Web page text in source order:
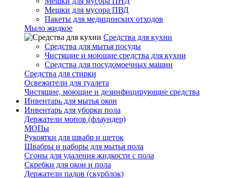
Мешки для мусора ПВД
Пакеты для медицинских отходов
Мыло жидкое
Средства для кухни
Средства для мытья посуды
Чистящие и моющие средства для кухни
Средства для посудомоечных машин
Средства для стирки
Освежители для туалета
Чистящие, моющие и дезинфицирующие средства
Инвентарь для мытья окон
Инвентарь для уборки пола
Держатели мопов (флаундер)
МОПы
Рукоятки для швабр и щеток
Швабры и наборы для мытья пола
Сгоны для удаления жидкости с пола
Скребки для окон и пола
Держатели падов (скурблок)